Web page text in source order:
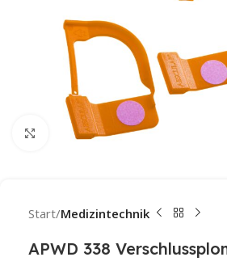
Click to enlarge
Start Medizintechnik
APWD 338